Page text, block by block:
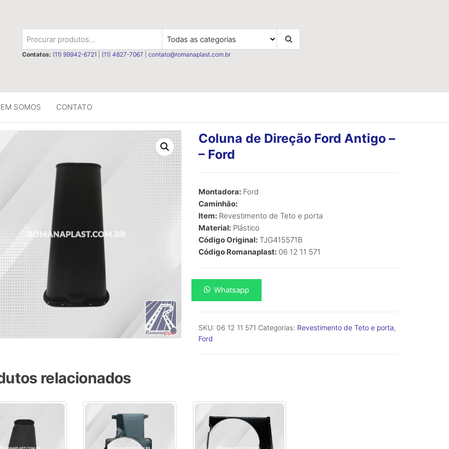
Contatos: (11) 99942-6721 (11) 4827-7067 contato@romanaplast.com.br
SOMOS CONTATO
Coluna de Direção Ford Antigo –
– Ford
Montadora:Ford
Caminhão:
Item:Revestimento de Teto e porta
Material:Plástico
Código Original:TJG415571B
Código Romanaplast:06 12 11 571
Coluna
de
Antigo
-
Whatsapp
SKU: 06 12 11 571 Categorias: Revestimento de Teto e porta,
Ford
relacionados